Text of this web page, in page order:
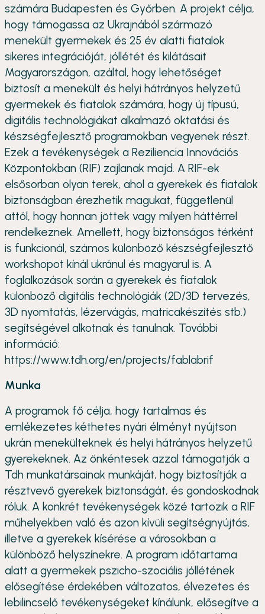
számára Budapesten és Győrben. A projekt célja,
hogy támogassa az Ukrajnából származó
menekült gyermekek és 25 év alatti fiatalok
sikeres integrációját, jóllétét és kilátásait
Magyarországon, azáltal, hogy lehetőséget
biztosít a menekült és helyi hátrányos helyzetű
gyermekek és fiatalok számára, hogy új típusú,
digitális technológiákat alkalmazó oktatási és
készségfejlesztő programokban vegyenek részt.
Ezek a tevékenységek a Reziliencia Innovációs
Központokban (RIF) zajlanak majd. A RIF-ek
elsősorban olyan terek, ahol a gyerekek és fiatalok
biztonságban érezhetik magukat, függetlenül
attól, hogy honnan jöttek vagy milyen háttérrel
rendelkeznek. Amellett, hogy biztonságos térként
is funkcionál, számos különböző készségfejlesztő
workshopot kínál ukránul és magyarul is. A
foglalkozások során a gyerekek és fiatalok
különböző digitális technológiák (2D/3D tervezés,
3D nyomtatás, lézervágás, matricakészítés stb.)
segítségével alkotnak és tanulnak. További
információ:
https://www.tdh.org/en/projects/fablabrif
Munka
A programok fő célja, hogy tartalmas és
emlékezetes kéthetes nyári élményt nyújtson
ukrán menekülteknek és helyi hátrányos helyzetű
gyerekeknek. Az önkéntesek azzal támogatják a
Tdh munkatársainak munkáját, hogy biztosítják a
résztvevő gyerekek biztonságát, és gondoskodnak
róluk. A konkrét tevékenységek közé tartozik a RIF
műhelyekben való és azon kívüli segítségnyújtás,
illetve a gyerekek kísérése a városokban a
különböző helyszínekre. A program időtartama
alatt a gyermekek pszicho-szociális jóllétének
elősegítése érdekében változatos, élvezetes és
lebilincselő tevékenységeket kínálunk, elősegítve a